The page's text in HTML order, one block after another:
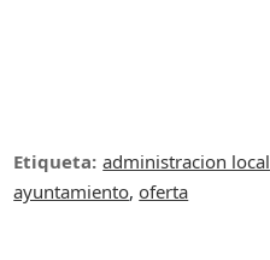
Etiqueta: administracion local
ayuntamiento,oferta